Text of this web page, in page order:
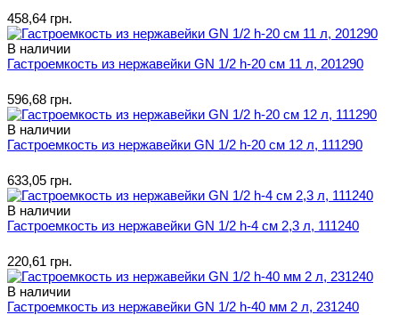
458,64 грн.
В наличии
Гастроемкость из нержавейки GN 1/2 h-20 см 11 л, 201290
596,68 грн.
В наличии
Гастроемкость из нержавейки GN 1/2 h-20 см 12 л, 111290
633,05 грн.
В наличии
Гастроемкость из нержавейки GN 1/2 h-4 см 2,3 л, 111240
220,61 грн.
В наличии
Гастроемкость из нержавейки GN 1/2 h-40 мм 2 л, 231240